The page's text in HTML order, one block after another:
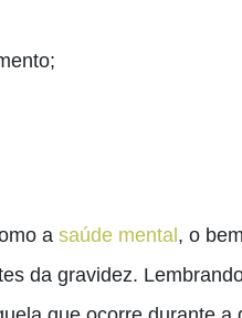
a saúde mental , o
da gravidez.